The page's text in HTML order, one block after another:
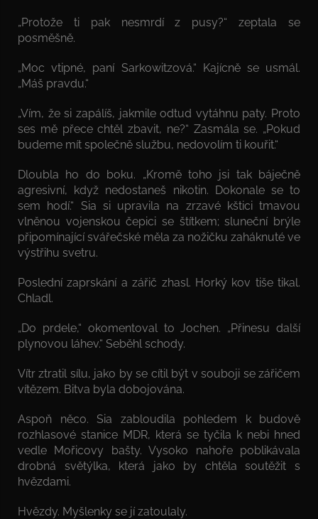
„Protože ti pak nesmrdí z pusy?“ zeptala se
posměšně.
„Moc vtipné, paní Sarkowitzová.“ Kajícně se usmál.
„Máš pravdu.“
„Vím, že si zapálíš, jakmile odtud vytáhnu paty. Proto
ses mě přece chtěl zbavit, ne?“ Zasmála se. „Pokud
budeme mít společně službu, nedovolím ti kouřit.“
Dloubla ho do boku. „Kromě toho jsi tak báječně
agresivní, když nedostaneš nikotin. Dokonale se to
sem hodí.“ Sia si upravila na zrzavé kštici tmavou
vlněnou vojenskou čepici se štítkem; sluneční brýle
připomínající svářečské měla za nožičku zaháknuté ve
výstřihu svetru.
Poslední zaprskání a zářič zhasl. Horký kov tiše tikal.
Chladl.
„Do prdele,“ okomentoval to Jochen. „Přinesu další
plynovou láhev.“ Seběhl schody.
Vítr ztratil sílu, jako by se cítil být v souboji se zářičem
vítězem. Bitva byla dobojována.
Aspoň něco. Sia zabloudila pohledem k budově
rozhlasové stanice MDR, která se tyčila k nebi hned
vedle Mořicovy bašty. Vysoko nahoře poblikávala
drobná světýlka, která jako by chtěla soutěžit s
hvězdami.
Hvězdy. Myšlenky se jí zatoulaly.